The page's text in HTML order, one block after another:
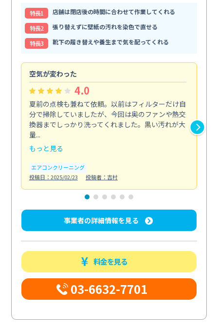
特⻑1
店舗は閉店後の時間に合わせて作業してくれる
特⻑2
張り替えずに壁紙の汚れを染色で直せる
特⻑3
靴下の履き替えや養生まで気を配ってくれる
空気が変わった
4.0
夏前の点検も兼ねて依頼。以前はフィルターだけ自
分で掃除していましたが、今回は奥のファンや熱交
換器までしっかり洗ってくれました。黒い汚れが大
量...
もっと見る
エアコンクリーニング
投稿日：2025/02/23
投稿者：吉村
事業者の詳細情報を見る
料金を見る
03-6632-7701